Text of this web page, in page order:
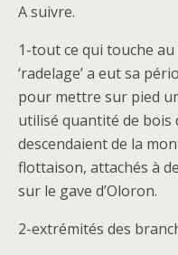
A suivre.
1-tout ce qui touche
‘radelage’ a eut sa
pour mettre sur pied
utilisé quantité de bois
descendaient de la
flottaison, attachés à
sur le gave d’Oloron.
2-extrémités des